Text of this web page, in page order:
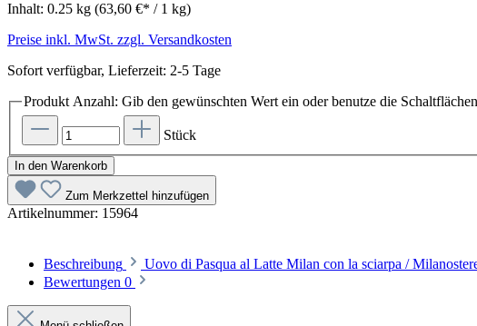
Inhalt: 0.25 kg (63,60 €* / 1 kg)
Preise inkl. MwSt. zzgl. Versandkosten
Sofort verfügbar, Lieferzeit: 2-5 Tage
Produkt Anzahl: Gib den gewünschten Wert ein oder benutze die
Stück
In den Warenkorb
Zum Merkzettel hinzufügen
Artikelnummer: 15964
Beschreibung Uovo di Pasqua al Latte Milan con la sciarpa /
Bewertungen 0